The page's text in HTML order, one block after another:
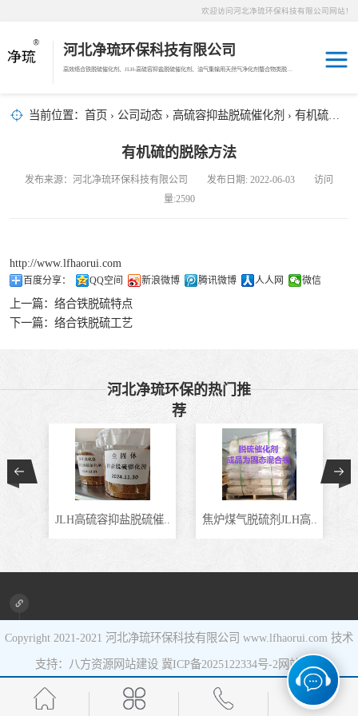
欢迎访问河北净琉环保科技有限公司网站！
河北净琉环保科技有限公司
高效络合铁脱硫催化剂、JLH-高硫容抑盐脱硫催化剂、油气集输用天然气净化剂螯合物类脱硫剂，液相氧化还原脱硫催化剂、液相氧化还原脱硫补充剂、液相氧化还原脱硫溶液分散剂、JL-12活化MDEA脱碳剂、JL-14深度脱碳剂、沼气脱硫剂、焦油破乳剂
当前位置： 首页 › 公司动态 › 高硫容抑盐脱硫催化剂 › 有机硫的脱除方法
有机硫的脱除方法
发布来源：河北净琉环保科技有限公司 发布日期: 2022-06-03 访问
量:2590
http://www.lfhaorui.com
百度分享： QQ空间 新浪微博 腾讯微博 人人网 微信
上一篇： 络合铁脱硫特点
下一篇： 络合铁脱硫工艺
河北净琉环保的热门推
荐
抑盐脱硫催.. 焦炉煤气脱硫剂JLH高.. 和田复配铁离子络合
Copyright 2021-2021 河北净琉环保科技有限公司 www.lfhaorui.com 技术
支持：八方资源 网站建设 冀ICP备2025122334号-2 网站地图
天然气脱碳剂
剂
天然气脱硫剂
羰基硫脱除催化
高硫容抑盐脱硫
催化剂
液相氧化还原脱
液相氧化还原脱
硫补充剂
油气集输用天然
气净化剂螯合物
硫酸锰系复合型